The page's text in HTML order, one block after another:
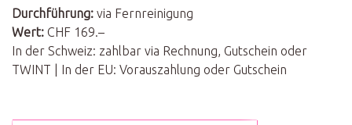
Durchführung: via Fernreinigung
Wert: CHF 169.–
In der Schweiz: zahlbar via Rechnung, Gutschein oder
TWINT | In der EU: Vorauszahlung oder Gutschein